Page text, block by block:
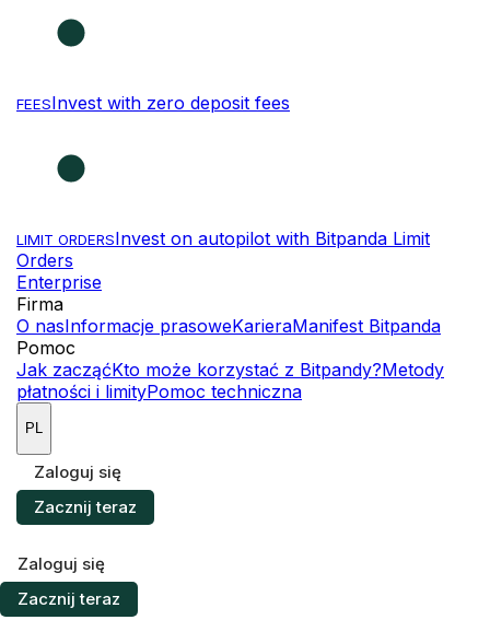
FEESInvest with zero deposit fees
LIMIT ORDERSInvest on autopilot with Bitpanda Limit
Orders
Enterprise
Firma
O nasInformacje prasoweKarieraManifest Bitpanda
Pomoc
Jak zacząćKto może korzystać z Bitpandy?Metody
płatności i limityPomoc techniczna
PL
Zaloguj się
Zacznij teraz
Zaloguj się
Zacznij teraz